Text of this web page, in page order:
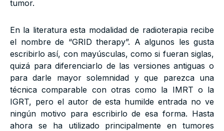
tumor.
En la literatura esta modalidad de radioterapia recibe
el nombre de “GRID therapy”. A algunos les gusta
escribirlo así, con mayúsculas, como si fueran siglas,
quizá para diferenciarlo de las versiones antiguas o
para darle mayor solemnidad y que parezca una
técnica comparable con otras como la IMRT o la
IGRT, pero el autor de esta humilde entrada no ve
ningún motivo para escribirlo de esa forma. Hasta
ahora se ha utilizado principalmente en tumores